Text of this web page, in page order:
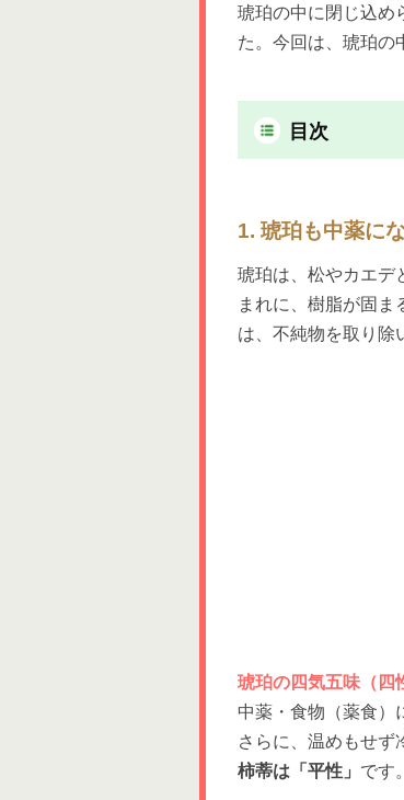
琥珀の中に閉じ込め
た。今回は、琥珀の
目次
1. 琥珀も中薬に
琥珀は、松やカエデ
まれに、樹脂が固
は、不純物を取り除
琥珀の四気五味（四
中薬・食物（薬食）
さらに、温めもせず
柿蒂は「平性」 です。